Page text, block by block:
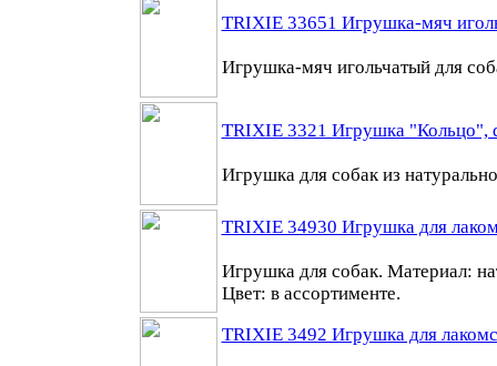
TRIXIE 33651 Игрушка-мяч
Игрушка-мяч игольчатый для
TRIXIE 3321 Игрушка "Кольцо",
Игрушка для собак из
TRIXIE 34930 Игрушка для
Игрушка для собак. Материал:
Цвет: в ассортименте.
TRIXIE 3492 Игрушка для